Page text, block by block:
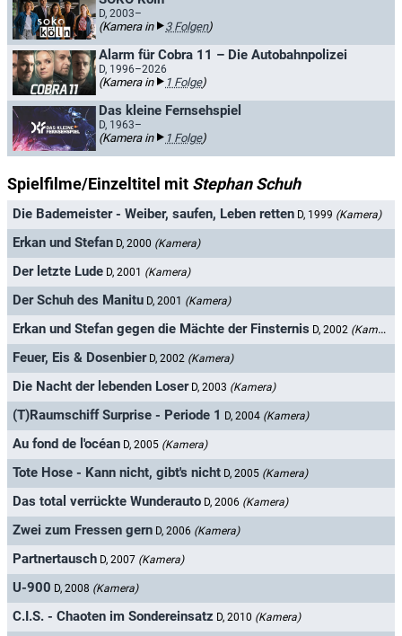
D, 2003–
(Kamera in 3 Folgen)
Alarm für Cobra 11 – Die Autobahnpolizei
D, 1996–2026
(Kamera in 1 Folge)
Das kleine Fernsehspiel
D, 1963–
(Kamera in 1 Folge)
Spielfilme/Einzeltitel mit Stephan Schuh
Die Bademeister - Weiber, saufen, Leben retten D, 1999 (Kamera)
Erkan und Stefan D, 2000 (Kamera)
Der letzte Lude D, 2001 (Kamera)
Der Schuh des Manitu D, 2001 (Kamera)
Erkan und Stefan gegen die Mächte der Finsternis D, 2002 (Kamera)
Feuer, Eis & Dosenbier D, 2002 (Kamera)
Die Nacht der lebenden Loser D, 2003 (Kamera)
(T)Raumschiff Surprise - Periode 1 D, 2004 (Kamera)
Au fond de l'océan D, 2005 (Kamera)
Tote Hose - Kann nicht, gibt's nicht D, 2005 (Kamera)
Das total verrückte Wunderauto D, 2006 (Kamera)
Zwei zum Fressen gern D, 2006 (Kamera)
Partnertausch D, 2007 (Kamera)
U-900 D, 2008 (Kamera)
C.I.S. - Chaoten im Sondereinsatz D, 2010 (Kamera)